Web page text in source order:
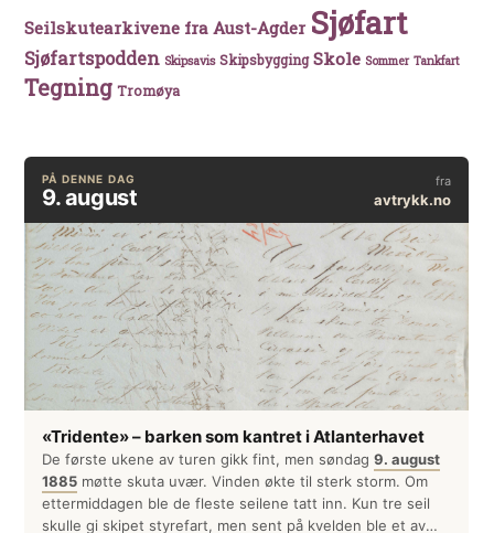
Seilskutearkivene fra Aust-Agder Sjøfart
Sjøfartspodden Skipsavis Skipsbygging Skole Sommer Tankfart
Tegning Tromøya